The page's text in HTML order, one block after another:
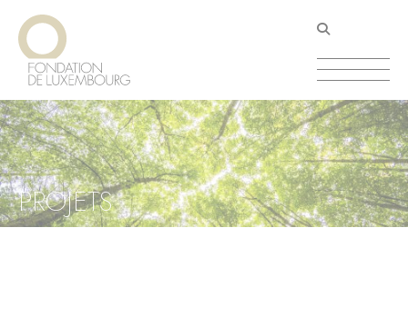
Aller
contenu
principal
PROJETS
Panneau de gestion des cookies